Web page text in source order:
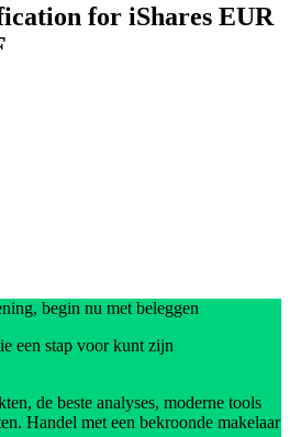
for iShares EUR
begin nu met beleggen
een stap voor kunt zijn
de beste analyses, moderne tools
Handel met een bekroonde makelaar